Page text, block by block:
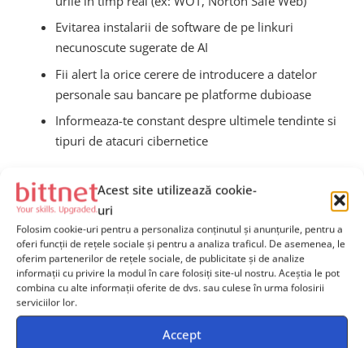
Acest site utilizează cookie-
uri
Folosim cookie-uri pentru a personaliza conținutul și anunțurile, pentru a
oferi funcții de rețele sociale și pentru a analiza traficul. De asemenea, le
oferim partenerilor de rețele sociale, de publicitate și de analize
informații cu privire la modul în care folosiți site-ul nostru. Aceștia le pot
combina cu alte informații oferite de dvs. sau culese în urma folosirii
serviciilor lor.
Accept
Evitarea instalarii de software de pe linkuri
necunoscute sugerate de AI
Fii alert la orice cerere de introducere a datelor
personale sau bancare pe platforme dubioase
Informeaza-te constant despre ultimele tendinte si
tipuri de atacuri cibernetice
Impactul asupra industriei
de securitate cibernetica
Distributia neintentionata de linkuri rau intentionate de
catre AI ridica noi provocari pentru industria de
Cybersecurity. Sistemele traditionale de protectie
trebuie acum sa fie adaptate pentru a analiza si traficul